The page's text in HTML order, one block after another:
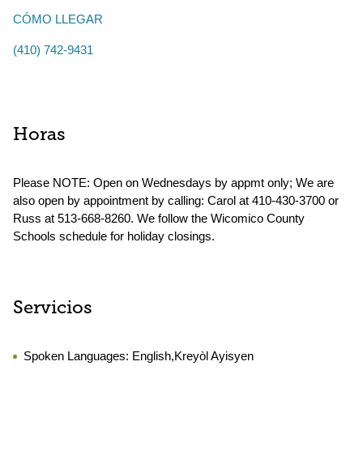
CÓMO LLEGAR
(410) 742-9431
Horas
Please NOTE: Open on Wednesdays by appmt only; We are
also open by appointment by calling: Carol at 410-430-3700 or
Russ at 513-668-8260. We follow the Wicomico County
Schools schedule for holiday closings.
Servicios
Spoken Languages: English,Kreyòl Ayisyen